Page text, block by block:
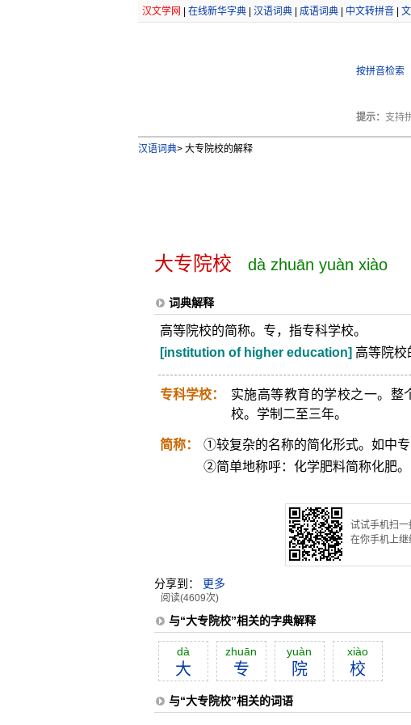
汉文学网 在线新华字典| 汉语词典| 成语词典| 中文转拼音|
按拼音检索
提示： 支持
汉语词典>大专院校的解释
大专院校 dà zhuān yuàn xiào
词典解释
高等院校的简称。专，指专科学校。
[institution of higher education] 高等院校
专科学校：
实施高等教育的学校之一。整
校。学制二至三年。
简称：
①较复杂的名称的简化形式。如中专
②简单地称呼：化学肥料简称化肥。
试试手机扫一
在你手机上
分享到： 更多
阅读(4609次)
与“大专院校”相关的字典解释
dà
大
zhuān
专
yuàn
院
xiào
校
与“大专院校”相关的词语